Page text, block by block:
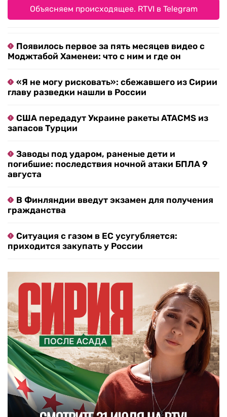
Объясняем происходящее. RTVI в Telegram
Появилось первое за пять месяцев видео с
Моджтабой Хаменеи: что с ним и где он
«Я не могу рисковать»: сбежавшего из Сирии
главу разведки нашли в России
США передадут Украине ракеты ATACMS из
запасов Турции
Заводы под ударом, раненые дети и
погибшие: последствия ночной атаки БПЛА 9
августа
В Финляндии введут экзамен для получения
гражданства
Ситуация с газом в ЕС усугубляется:
приходится закупать у России